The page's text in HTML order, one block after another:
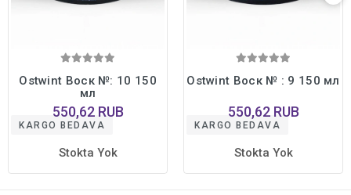
Ostwint Воск №: 10 150
мл
550,62 RUB
KARGO BEDAVA
Stokta Yok
Ostwint Воск № : 9 150 мл
550,62 RUB
KARGO BEDAVA
Stokta Yok